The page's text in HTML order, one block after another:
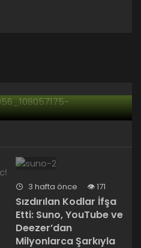
robot girişimi Physical
dolar değerleme
3 hafta önce 171
Sızdırılan Kodlar İfşa
Etti: Suno, YouTube ve
Deezer’dan
Milyonlarca Şarkıyla